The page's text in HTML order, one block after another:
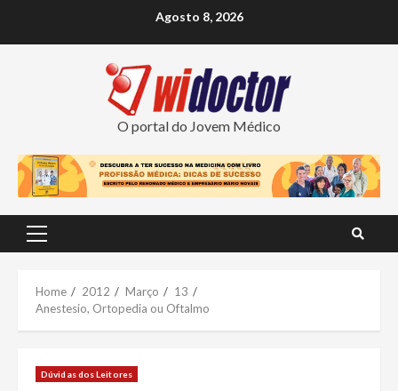
Agosto 8, 2026
O portal do Jovem Médico
Primary
Home 2012 Março
13
Anestesio, Ortopedia ou Oftalmo
Dúvidas dos Leitores